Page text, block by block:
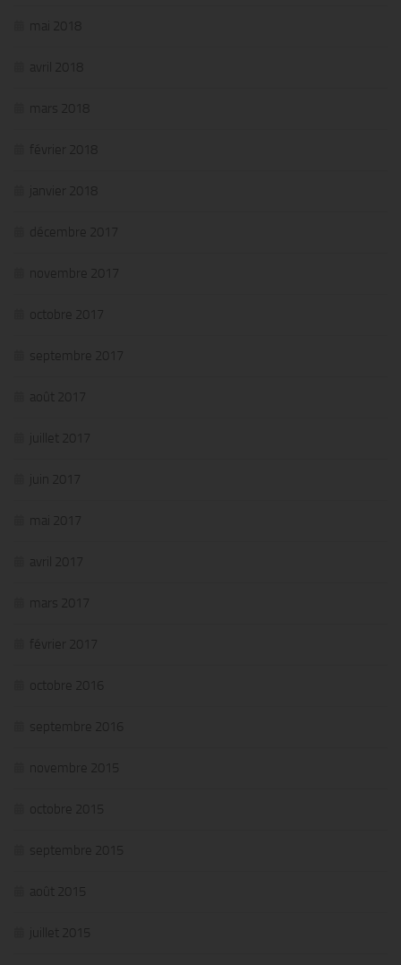
mai 2018
avril 2018
mars 2018
février 2018
janvier 2018
décembre 2017
novembre 2017
octobre 2017
septembre 2017
août 2017
juillet 2017
juin 2017
mai 2017
avril 2017
mars 2017
février 2017
octobre 2016
septembre 2016
novembre 2015
octobre 2015
septembre 2015
août 2015
juillet 2015